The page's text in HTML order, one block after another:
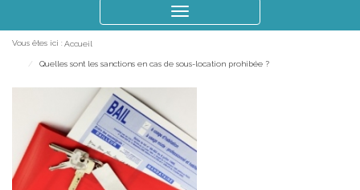
le
Vous êtes ici : Accueil
Quelles sont les sanctions en cas de sous-location prohibée ?